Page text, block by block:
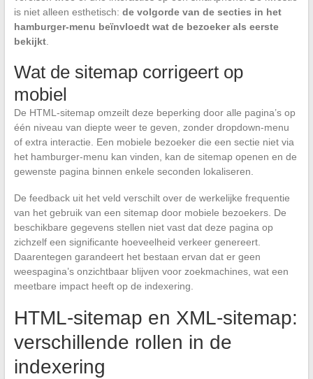
is niet alleen esthetisch: de volgorde van de secties in het
hamburger-menu beïnvloedt wat de bezoeker als eerste
bekijkt.
Wat de sitemap corrigeert op
mobiel
De HTML-sitemap omzeilt deze beperking door alle pagina’s op
één niveau van diepte weer te geven, zonder dropdown-menu
of extra interactie. Een mobiele bezoeker die een sectie niet via
het hamburger-menu kan vinden, kan de sitemap openen en de
gewenste pagina binnen enkele seconden lokaliseren.
De feedback uit het veld verschilt over de werkelijke frequentie
van het gebruik van een sitemap door mobiele bezoekers. De
beschikbare gegevens stellen niet vast dat deze pagina op
zichzelf een significante hoeveelheid verkeer genereert.
Daarentegen garandeert het bestaan ervan dat er geen
weespagina’s onzichtbaar blijven voor zoekmachines, wat een
meetbare impact heeft op de indexering.
HTML-sitemap en XML-sitemap:
verschillende rollen in de
indexering